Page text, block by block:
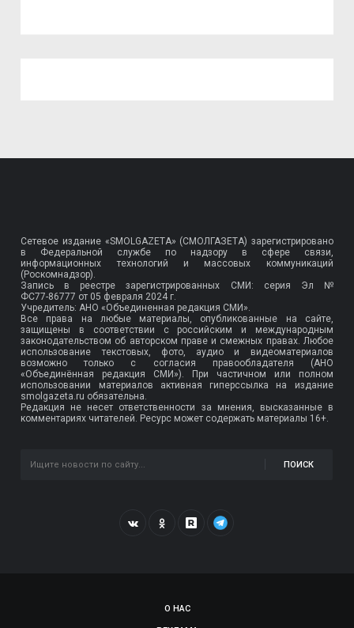
Сетевое издание «SMOLGAZETA» (СМОЛГАЗЕТА) зарегистрировано
в Федеральной службе по надзору в сфере связи,
информационных технологий и массовых коммуникаций
(Роскомнадзор).
Запись в реестре зарегистрированных СМИ: серия Эл №
ФС77-86777 от 05 февраля 2024 г.
Учредитель: АНО «Объединенная редакция СМИ».
Все права на любые материалы, опубликованные на сайте,
защищены в соответствии с российским и международным
законодательством об авторском праве и смежных правах. Любое
использование текстовых, фото, аудио и видеоматериалов
возможно только с согласия правообладателя (АНО
«Объединённая редакция СМИ»). При частичном или полном
использовании материалов активная гиперссылка на издание
smolgazeta.ru обязательна.
Редакция не несет ответственности за мнения, высказанные в
комментариях читателей. Ресурс может содержать материалы 16+.
ПОИСК
О НАС